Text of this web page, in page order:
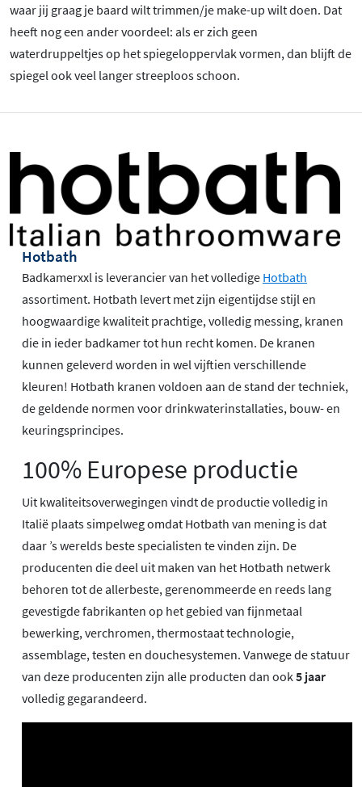
waar jij graag je baard wilt trimmen/je make-up wilt doen. Dat
heeft nog een ander voordeel: als er zich geen
waterdruppeltjes op het spiegeloppervlak vormen, dan blijft de
spiegel ook veel langer streeploos schoon.
Hotbath
Badkamerxxl is leverancier van het volledige Hotbath
assortiment. Hotbath levert met zijn eigentijdse stijl en
hoogwaardige kwaliteit prachtige, volledig messing, kranen
die in ieder badkamer tot hun recht komen. De kranen
kunnen geleverd worden in wel vijftien verschillende
kleuren! Hotbath kranen voldoen aan de stand der techniek,
de geldende normen voor drinkwaterinstallaties, bouw- en
keuringsprincipes.
100% Europese productie
Uit kwaliteitsoverwegingen vindt de productie volledig in
Italië plaats simpelweg omdat Hotbath van mening is dat
daar ’s werelds beste specialisten te vinden zijn. De
producenten die deel uit maken van het Hotbath netwerk
behoren tot de allerbeste, gerenommeerde en reeds lang
gevestigde fabrikanten op het gebied van fijnmetaal
bewerking, verchromen, thermostaat technologie,
assemblage, testen en douchesystemen. Vanwege de statuur
van deze producenten zijn alle producten dan ook5 jaar
volledig gegarandeerd.